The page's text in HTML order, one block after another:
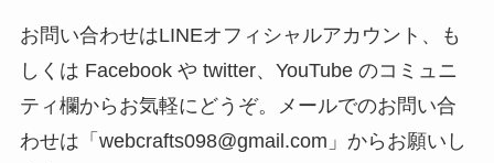
お問い合わせはLINEオフィシャルアカウント、も
しくは Facebook や twitter、YouTube のコミュニ
ティ欄からお気軽にどうぞ。メールでのお問い合
わせは「webcrafts098@gmail.com」からお願いし